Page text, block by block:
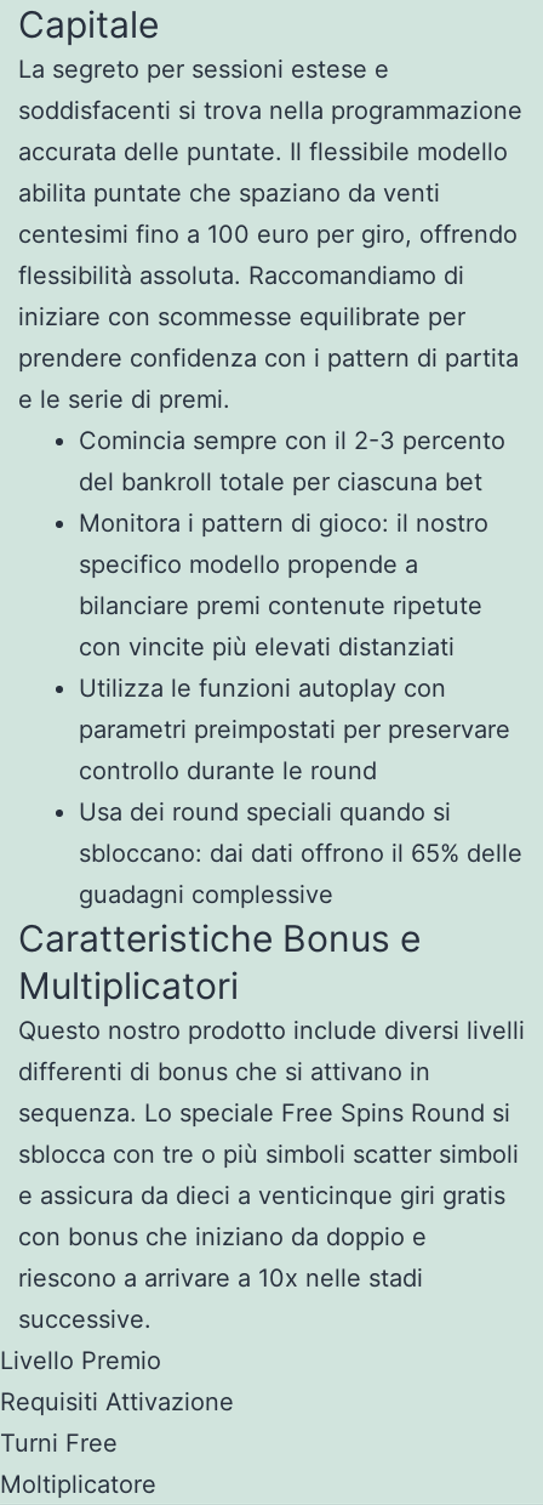
Capitale
La segreto per sessioni estese e
soddisfacenti si trova nella programmazione
accurata delle puntate. Il flessibile modello
abilita puntate che spaziano da venti
centesimi fino a 100 euro per giro, offrendo
flessibilità assoluta. Raccomandiamo di
iniziare con scommesse equilibrate per
prendere confidenza con i pattern di partita
e le serie di premi.
Comincia sempre con il 2-3 percento
del bankroll totale per ciascuna bet
Monitora i pattern di gioco: il nostro
specifico modello propende a
bilanciare premi contenute ripetute
con vincite più elevati distanziati
Utilizza le funzioni autoplay con
parametri preimpostati per preservare
controllo durante le round
Usa dei round speciali quando si
sbloccano: dai dati offrono il 65% delle
guadagni complessive
Caratteristiche Bonus e
Multiplicatori
Questo nostro prodotto include diversi livelli
differenti di bonus che si attivano in
sequenza. Lo speciale Free Spins Round si
sblocca con tre o più simboli scatter simboli
e assicura da dieci a venticinque giri gratis
con bonus che iniziano da doppio e
riescono a arrivare a 10x nelle stadi
successive.
Livello Premio
Requisiti Attivazione
Turni Free
Moltiplicatore